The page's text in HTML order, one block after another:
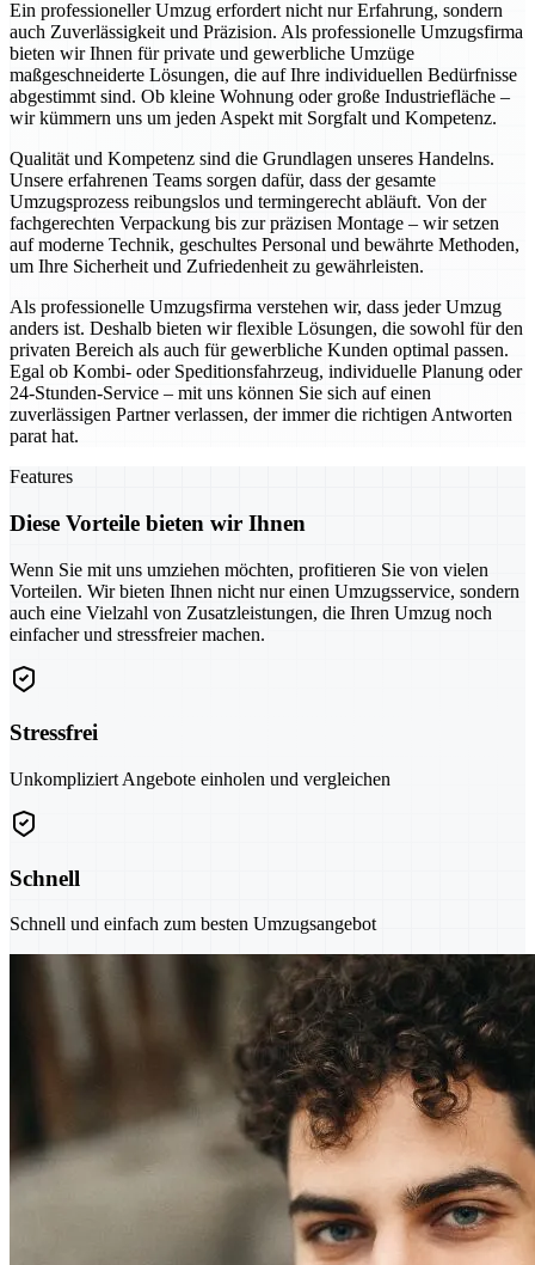
Ein professioneller Umzug erfordert nicht nur Erfahrung, sondern
auch Zuverlässigkeit und Präzision. Als professionelle Umzugsfirma
bieten wir Ihnen für private und gewerbliche Umzüge
maßgeschneiderte Lösungen, die auf Ihre individuellen Bedürfnisse
abgestimmt sind. Ob kleine Wohnung oder große Industriefläche –
wir kümmern uns um jeden Aspekt mit Sorgfalt und Kompetenz.
Qualität und Kompetenz sind die Grundlagen unseres Handelns.
Unsere erfahrenen Teams sorgen dafür, dass der gesamte
Umzugsprozess reibungslos und termingerecht abläuft. Von der
fachgerechten Verpackung bis zur präzisen Montage – wir setzen
auf moderne Technik, geschultes Personal und bewährte Methoden,
um Ihre Sicherheit und Zufriedenheit zu gewährleisten.
Als professionelle Umzugsfirma verstehen wir, dass jeder Umzug
anders ist. Deshalb bieten wir flexible Lösungen, die sowohl für den
privaten Bereich als auch für gewerbliche Kunden optimal passen.
Egal ob Kombi- oder Speditionsfahrzeug, individuelle Planung oder
24-Stunden-Service – mit uns können Sie sich auf einen
zuverlässigen Partner verlassen, der immer die richtigen Antworten
parat hat.
Features
Diese Vorteile bieten wir Ihnen
Wenn Sie mit uns umziehen möchten, profitieren Sie von vielen
Vorteilen. Wir bieten Ihnen nicht nur einen Umzugsservice, sondern
auch eine Vielzahl von Zusatzleistungen, die Ihren Umzug noch
einfacher und stressfreier machen.
Stressfrei
Unkompliziert Angebote einholen und vergleichen
Schnell
Schnell und einfach zum besten Umzugsangebot